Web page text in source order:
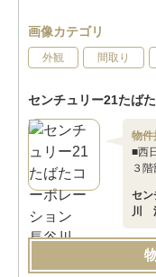
画像カテゴリ
外観 間取り
センチュリー21たば
物件
■西
３
セ
川